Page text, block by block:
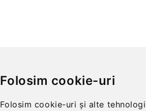
Folosim cookie-uri
Folosim cookie-uri și alte